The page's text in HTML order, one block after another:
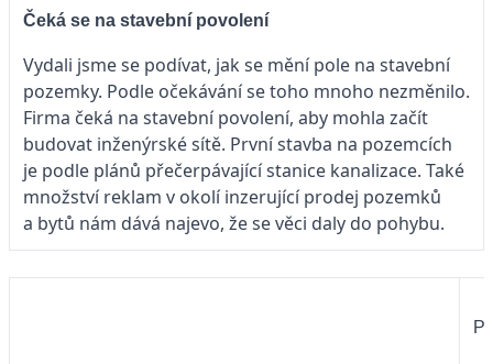
Čeká se na stavební povolení
Vydali jsme se podívat, jak se mění pole na stavební
pozemky. Podle očekávání se toho mnoho nezměnilo.
Firma čeká na stavební povolení, aby mohla začít
budovat inženýrské sítě. První stavba na pozemcích
je podle plánů přečerpávající stanice kanalizace. Také
množství reklam v okolí inzerující prodej pozemků
a bytů nám dává najevo, že se věci daly do pohybu.